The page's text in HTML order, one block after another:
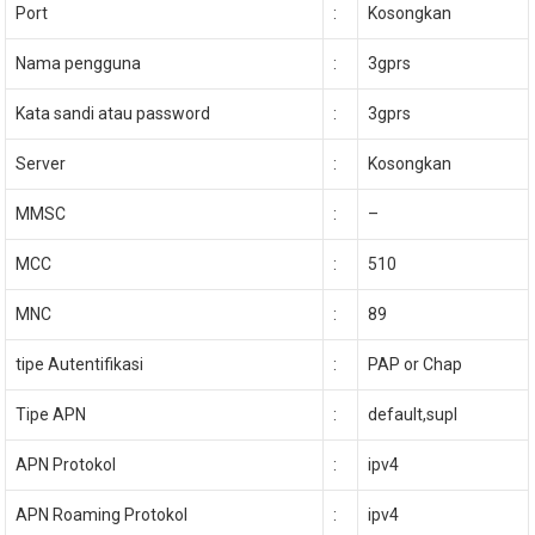
Port : Kosongkan
Nama pengguna : 3gprs
Kata sandi atau password : 3gprs
Server : Kosongkan
MMSC : –
MCC : 510
MNC : 89
tipe Autentifikasi : PAP or Chap
Tipe APN : default,supl
APN Protokol : ipv4
APN Roaming Protokol : ipv4